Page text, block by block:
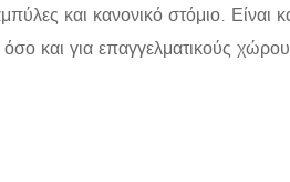
και κανονικό στόμιο. Είναι
και για επαγγελματικούς